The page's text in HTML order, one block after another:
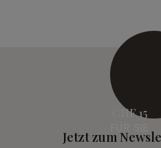
CHF 15
Jetzt zum